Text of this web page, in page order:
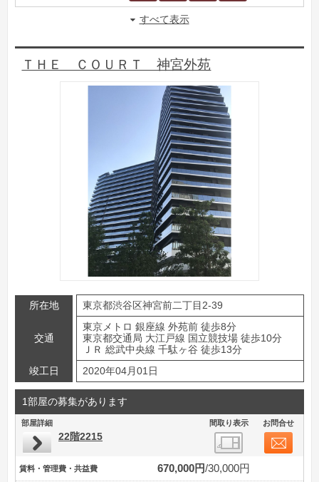
すべて表示
ＴＨＥ ＣＯＵＲＴ 神宮外苑
所在地 東京都渋谷区神宮前二丁目2-39
交通
東京メトロ 銀座線 外苑前 徒歩8分
東京都交通局 大江戸線 国立競技場 徒歩10分
ＪＲ 総武中央線 千駄ヶ谷 徒歩13分
竣工日
2020年04月01日
1部屋の募集があります
部屋詳細 間取り表示 お問合せ
22階2215
賃料・管理費・共益費 670,000円 30,000円